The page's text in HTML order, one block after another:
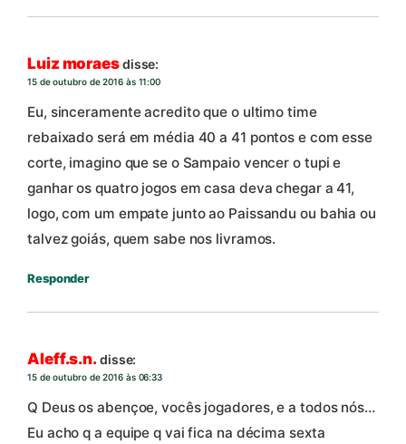
Luiz moraesdisse:
15 de outubro de 2016 às 11:00
Eu, sinceramente acredito que o ultimo time
rebaixado será em média 40 a 41 pontos e com esse
corte, imagino que se o Sampaio vencer o tupi e
ganhar os quatro jogos em casa deva chegar a 41,
logo, com um empate junto ao Paissandu ou bahia ou
talvez goiás, quem sabe nos livramos.
Responder
Aleff.s.n.disse:
15 de outubro de 2016 às 06:33
Q Deus os abençoe, vocês jogadores, e a todos nós…
Eu acho q a equipe q vai fica na décima sexta